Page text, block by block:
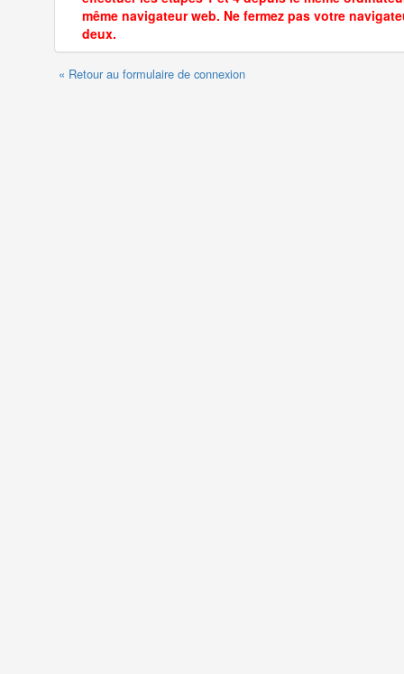
même navigateur web. Ne fermez pas votre
deux.
« Retour au formulaire de connexion